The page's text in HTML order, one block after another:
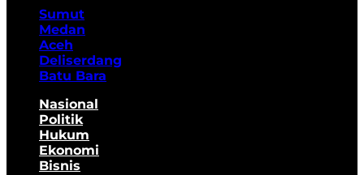
Sumut
Medan
Aceh
Deliserdang
Batu Bara
Nasional
Politik
Hukum
Ekonomi
Bisnis